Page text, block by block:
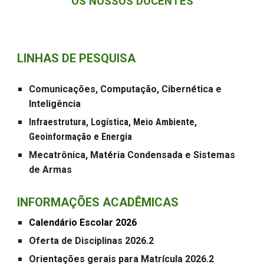
LINHAS DE PESQUISA
Comunicações, Computação, Cibernética e
Inteligência
Infraestrutura, Logística, Meio Ambiente,
Geoinformação e Energia
Mecatrônica, Matéria Condensada e Sistemas
de Armas
INFORMAÇÕES ACADÊMICAS
Calendário Escolar 2026
Oferta de Disciplinas 2026.2
Orientações gerais para Matrícula 2026.2